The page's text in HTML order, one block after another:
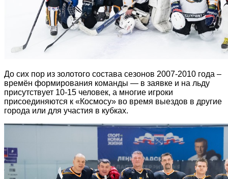
До сих пор из золотого состава сезонов 2007-2010 года –
времён формирования команды — в заявке и на льду
присутствует 10-15 человек, а многие игроки
присоединяются к «Космосу» во время выездов в другие
города или для участия в кубках.